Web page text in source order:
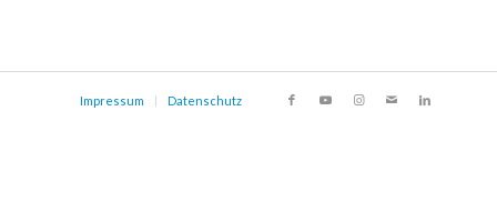
Impressum Datenschutz